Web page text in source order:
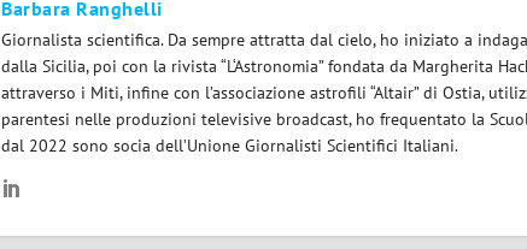
Barbara Ranghelli
Giornalista scientifica. Da sempre attratta dal cielo, ho iniziato a
dalla Sicilia, poi con la rivista “L‘Astronomia” fondata da Margherita
attraverso i Miti, infine con l’associazione astrofili “Altair” di Ostia,
parentesi nelle produzioni televisive broadcast, ho frequentato la
dal 2022 sono socia dell’Unione Giornalisti Scientifici Italiani.